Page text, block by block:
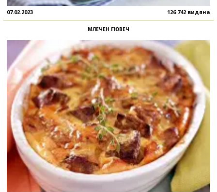
07.02.2023 126 742 видяна
МЛЕЧЕН ГЮВЕЧ